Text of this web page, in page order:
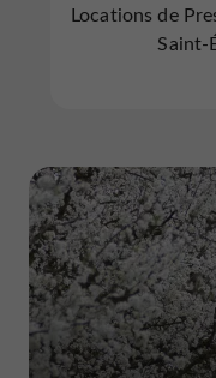
Locations de
Saint-